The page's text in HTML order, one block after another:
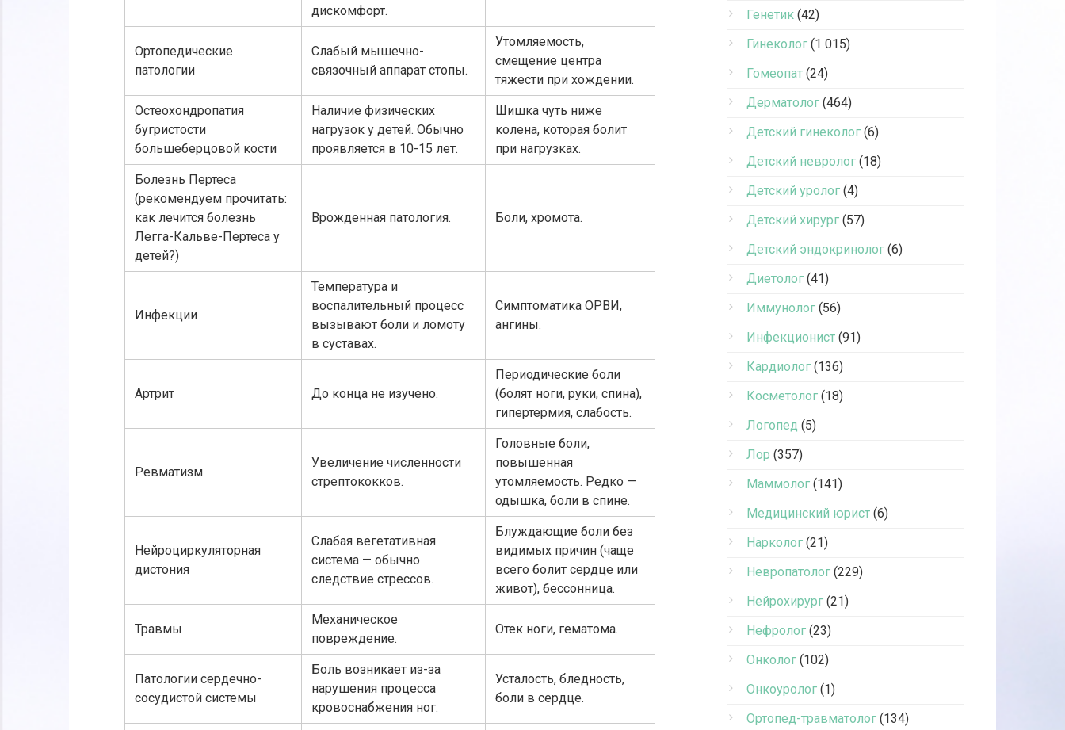
дискомфорт.
Ортопедические
патологии
Слабый мышечно-
связочный аппарат стопы.
Утомляемость,
смещение центра
тяжести при хождении.
Остеохондропатия
бугристости
большеберцовой кости
Наличие физических
нагрузок у детей. Обычно
проявляется в 10-15 лет.
Шишка чуть ниже
колена, которая болит
при нагрузках.
Болезнь Пертеса
(рекомендуем прочитать:
как лечится болезнь
Легга-Кальве-Пертеса у
детей?)
Врожденная патология. Боли, хромота.
Инфекции
Температура и
воспалительный процесс
вызывают боли и ломоту
в суставах.
Симптоматика ОРВИ,
ангины.
Артрит До конца не изучено.
Периодические боли
(болят ноги, руки, спина),
гипертермия, слабость.
Ревматизм
Увеличение численности
стрептококков.
Головные боли,
повышенная
утомляемость. Редко —
одышка, боли в спине.
Нейроциркуляторная
дистония
Слабая вегетативная
система — обычно
следствие стрессов.
Блуждающие боли без
видимых причин (чаще
всего болит сердце или
живот), бессонница.
Травмы
Механическое
повреждение.
Отек ноги, гематома.
Патологии сердечно-
сосудистой системы
Боль возникает из-за
нарушения процесса
кровоснабжения ног.
Усталость, бледность,
боли в сердце.
Генетик (42)
Гинеколог (1 015)
Гомеопат (24)
Дерматолог (464)
Детский гинеколог (6)
Детский невролог (18)
Детский уролог (4)
Детский хирург (57)
Детский эндокринолог (6)
Диетолог (41)
Иммунолог (56)
Инфекционист (91)
Кардиолог (136)
Косметолог (18)
Логопед (5)
Лор (357)
Маммолог (141)
Медицинский юрист (6)
Нарколог (21)
Невропатолог (229)
Нейрохирург (21)
Нефролог (23)
Онколог (102)
Онкоуролог (1)
Ортопед-травматолог (134)